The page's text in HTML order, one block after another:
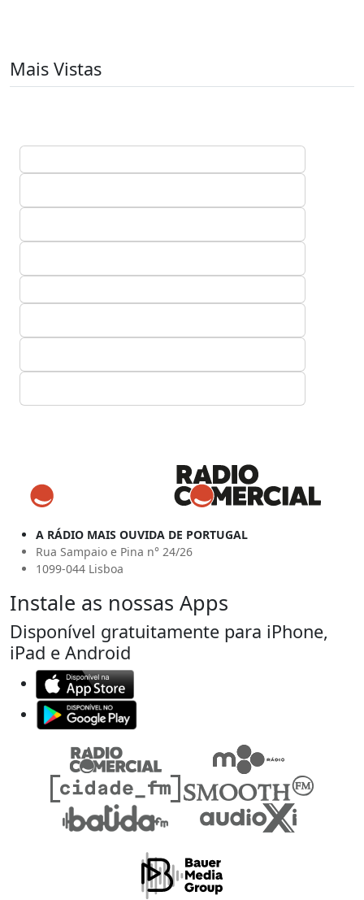
Mais Vistas
A RÁDIO MAIS OUVIDA DE PORTUGAL
Rua Sampaio e Pina n° 24/26
1099-044 Lisboa
Instale as nossas Apps
Disponível gratuitamente para iPhone,
iPad e Android